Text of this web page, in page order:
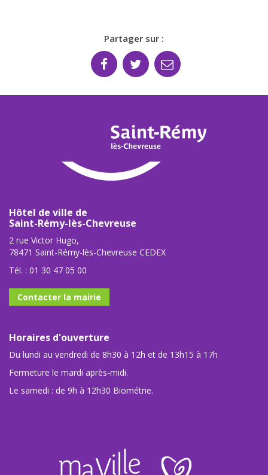
Partager sur :
Hôtel de ville de
Saint-Rémy-lès-Chevreuse
2 rue Victor Hugo,
78471 Saint-Rémy-lès-Chevreuse CEDEX
Tél. : 01 30 47 05 00
Contacter la mairie
Horaires d'ouverture
Du lundi au vendredi de 8h30 à 12h et de 13h15 à 17h
Fermeture le mardi après-midi.
Le samedi : de 9h à 12h30 Biométrie.